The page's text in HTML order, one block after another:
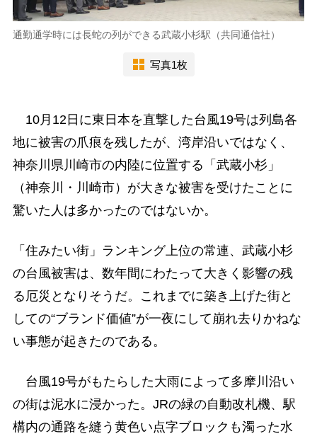
通勤通学時には長蛇の列ができる武蔵小杉駅（共同通信社）
写真1枚
10月12日に東日本を直撃した台風19号は列島各
地に被害の爪痕を残したが、湾岸沿いではなく、
神奈川県川崎市の内陸に位置する「武蔵小杉」
（神奈川・川崎市）が大きな被害を受けたことに
驚いた人は多かったのではないか。
「住みたい街」ランキング上位の常連、武蔵小杉
の台風被害は、数年間にわたって大きく影響の残
る厄災となりそうだ。これまでに築き上げた街と
しての“ブランド価値”が一夜にして崩れ去りかねな
い事態が起きたのである。
台風19号がもたらした大雨によって多摩川沿い
の街は泥水に浸かった。JRの緑の自動改札機、駅
構内の通路を縫う黄色い点字ブロックも濁った水